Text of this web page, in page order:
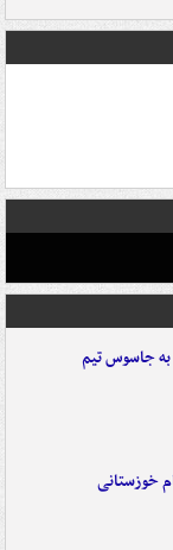
جاسوس تیم
خوزستانی